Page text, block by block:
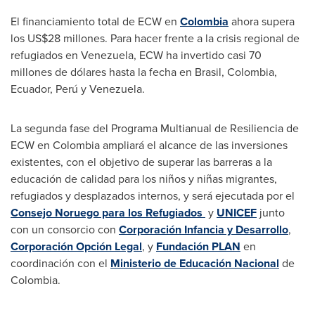
El financiamiento total de ECW en Colombia ahora supera
los US$28 millones. Para hacer frente a la crisis regional de
refugiados en Venezuela, ECW ha invertido casi 70
millones de dólares hasta la fecha en Brasil, Colombia,
Ecuador, Perú yVenezuela.
La segunda fase del Programa Multianual de Resiliencia de
ECW en Colombiaampliará el alcance de las inversiones
existentes, con el objetivo de superar las barreras a la
educación de calidad para los niños y niñas migrantes,
refugiados y desplazados internos, y será ejecutada por el
Consejo Noruego para los Refugiados y UNICEF junto
con un consorcio con Corporación Infancia y Desarrollo,
Corporación Opción Legal, y Fundación PLAN en
coordinación con el Ministerio de Educación Nacional de
Colombia.